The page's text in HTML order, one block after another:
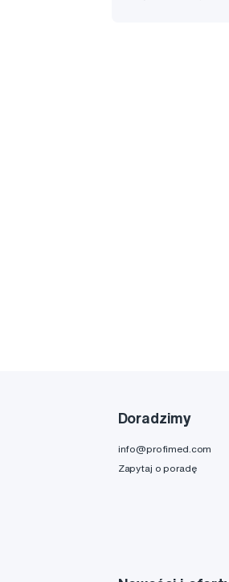
Doradzimy
info@profimed.com
Zapytaj o poradę